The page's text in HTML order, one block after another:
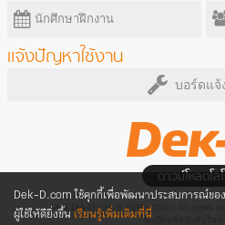
Dek-D.com ใช้คุกกี้เพื่อพัฒนาประสบการณ์ของ
ผู้ใช้ให้ดียิ่งขึ้น เรียนรู้เพิ่มเติมที่นี่
นักศึกษาฝึกงาน
แจ้งปัญหาใช้งาน
บอร์ดแจ้
ดาวน์โหลดโล
www.Dek-D.com © 1999 - 2026 ; All rights
ระเบียบข้อบังคับในก